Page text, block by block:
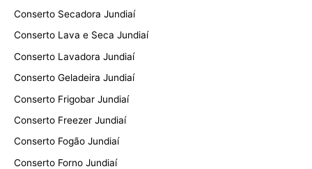
Conserto Secadora Jundiaí
Conserto Lava e Seca Jundiaí
Conserto Lavadora Jundiaí
Conserto Geladeira Jundiaí
Conserto Frigobar Jundiaí
Conserto Freezer Jundiaí
Conserto Fogão Jundiaí
Conserto Forno Jundiaí